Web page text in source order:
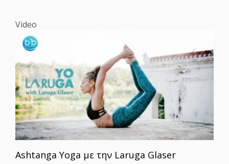
Video
Ashtanga Yoga με την Laruga Glaser